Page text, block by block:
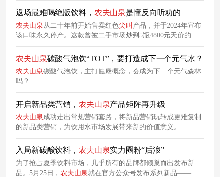
返场最难喝绝版饮料， 农夫山泉是懂反向听劝的
农夫山泉 从二十年前开始售卖红色尖叫 产品，并于2024年宣布
该口味永久停产。这款曾被二手市场炒到5瓶4800元天价的绝
版饮料，一度登上热搜，没想到时隔两年，品牌官方竟然又听
劝将它“复活”了！但官宣返场后，第一批赶来评论区的，却是
尖叫 的消费者。
农夫山泉碳酸气泡饮“TOT”，要打造成下一个元气水？
农夫山泉碳酸气泡饮，主打健康概念，会成为下一个元气森林
吗？
开启新品类营销， 农夫山泉产品矩阵再升级
农夫山泉 成功走出常规营销套路，将新品营销玩转成更难复制
的新品类营销，为饮用水市场发展带来新的价值意义。
入局新碳酸饮料， 农夫山泉实力圈粉“后浪”
为了抢占夏季饮料市场，几乎所有的品牌都倾巢而出发布新
品。5月25日， 农夫山泉就在官方公众号发布系列新品——